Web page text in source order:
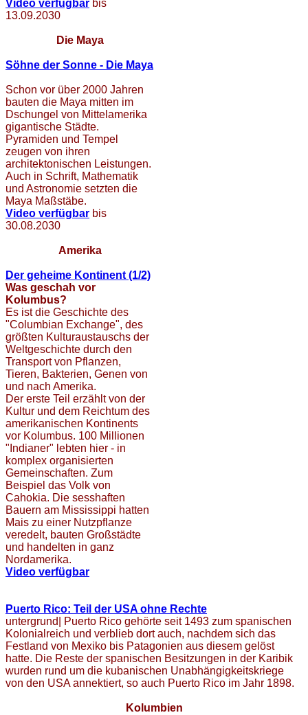
Video verfügbar bis
13.09.2030
Die Maya
Söhne der Sonne - Die Maya
Schon vor über 2000 Jahren
bauten die Maya mitten im
Dschungel von Mittelamerika
gigantische Städte.
Pyramiden und Tempel
zeugen von ihren
architektonischen Leistungen.
Auch in Schrift, Mathematik
und Astronomie setzten die
Maya Maßstäbe.
Video verfügbar bis
30.08.2030
Amerika
Der geheime Kontinent (1/2)
Was geschah vor
Kolumbus?
Es ist die Geschichte des
"Columbian Exchange", des
größten Kulturaustauschs der
Weltgeschichte durch den
Transport von Pflanzen,
Tieren, Bakterien, Genen von
und nach Amerika.
Der erste Teil erzählt von der
Kultur und dem Reichtum des
amerikanischen Kontinents
vor Kolumbus. 100 Millionen
"Indianer" lebten hier - in
komplex organisierten
Gemeinschaften. Zum
Beispiel das Volk von
Cahokia. Die sesshaften
Bauern am Mississippi hatten
Mais zu einer Nutzpflanze
veredelt, bauten Großstädte
und handelten in ganz
Nordamerika.
Video verfügbar
Puerto Rico: Teil der USA ohne Rechte
untergrund| Puerto Rico gehörte seit 1493 zum spanischen
Kolonialreich und verblieb dort auch, nachdem sich das
Festland von Mexiko bis Patagonien aus diesem gelöst
hatte. Die Reste der spanischen Besitzungen in der Karibik
wurden rund um die kubanischen Unabhängigkeitskriege
von den USA annektiert, so auch Puerto Rico im Jahr 1898.
Kolumbien